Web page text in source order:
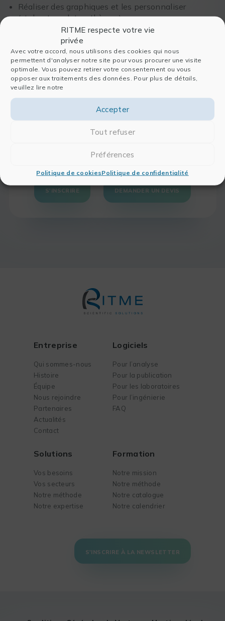
RITME respecte votre vie
privée
Avec votre accord, nous utilisons des cookies qui nous
permettent d'analyser notre site pour vous procurer une visite
optimale. Vous pouvez retirer votre consentement ou vous
opposer aux traitements des données. Pour plus de détails,
veuillez lire notre
Accepter
Tout refuser
Préférences
Politique de cookiesPolitique de confidentialité
Réaliser des graphiques et les personnaliser
(styles, templates, thèmes)
Traiter les données et automatiser les calculs
Réaliser des ajustements de données, créer ses
propres fonctions d’ajustement
Détecter et déconvoluer des pics
05 et 06 octobre
S'INSCRIRE DEMANDER UN DEVIS
Entreprise
Qui sommes-nous
Histoire
Équipe
Nous rejoindre
Partenaires
Actualités
Contact
Logiciels
Pour l’analyse
Pour la publication
Pour les laboratoires
Pour l’ingénierie
FAQ
Solutions
Vos besoins
Vos secteurs
Notre méthode
Notre expertise
Formation
Notre mission
Notre méthode
Notre catalogue
Notre calendrier
S'INSCRIRE À LA NEWSLETTER